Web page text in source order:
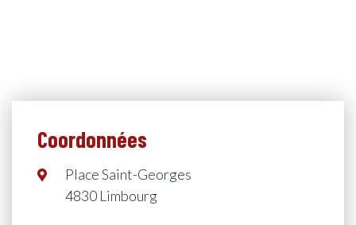
Coordonnées
Place Saint-Georges
4830 Limbourg